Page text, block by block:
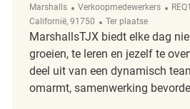
Marshalls Categorie
Verkoopmedewerkers ReqId
Californië, 91750
Afgelegen
Ter plaatse
MarshallsTJX biedt elke dag
groeien, te leren en jezelf te
deel uit van een dynamisch
omarmt, samenwerking